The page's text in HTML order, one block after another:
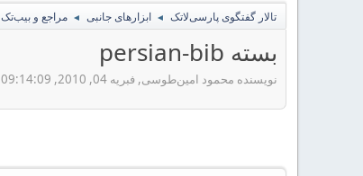
تالار گفتگوی پارسی‌لاتک ◄ ابزارهای جانبی ◄ مراجع و بیب‌تک BibTeX
بسته persian-bib
نویسنده محمود امین‌طوسی, فبریه 04, 2010, 09:14:09 قبل از ظهر